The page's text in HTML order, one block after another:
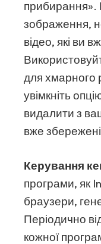
прибирання».
зображення,
відео, які ви
для хмарного
увімкніть
видалити з
вже
Керування
програми, як
браузери,
Періодично
кожної